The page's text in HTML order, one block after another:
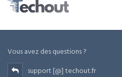
Vous avez des questions ?
support [@] techout.fr